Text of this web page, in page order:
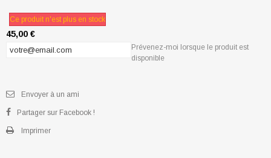
Ce produit n'est plus en stock
45,00 €
Prévenez-moi lorsque le produit est
disponible
Envoyer à un ami
Partager sur Facebook !
Imprimer